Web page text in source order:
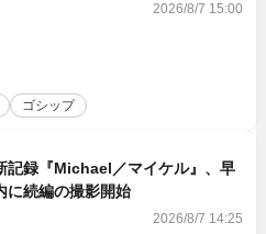
2026/8/7 15:00
ゴシップ
記録『Michael／マイケル』、早
に続編の撮影開始
2026/8/7 14:25